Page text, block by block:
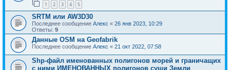
1 2 3 4 5
SRTM или AW3D30
Последнее сообщение Алекс « 26 янв 2023, 10:29
Ответы: 9
Данные OSM на Geofabrik
Последнее сообщение Алекс « 21 окт 2022, 07:58
Shp-файл именованных полигонов морей и граничащих
с ними ИМЕНОВАННЫХ полигонов суши Земли